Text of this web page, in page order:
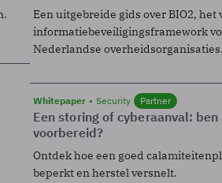
Een uitgebreide gids over BIO2, het
informatiebeveiligingsframework
Nederlandse
Whitepaper Security Partner
Een storing of cyberaanval: ben
voorbereid?
Ontdek hoe een goed
beperkt en herstel versnelt.